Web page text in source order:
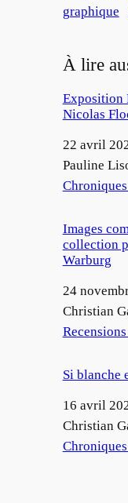
graphique
À lire
Exposition
Nicolas
Date
22 avril
Auteur
Pauline
Par rapport
Images
collection
Warburg
Date
24
Auteur
Christian
Par rapport
Si blanche
Date
16 avril
Auteur
Christian
Par rapport